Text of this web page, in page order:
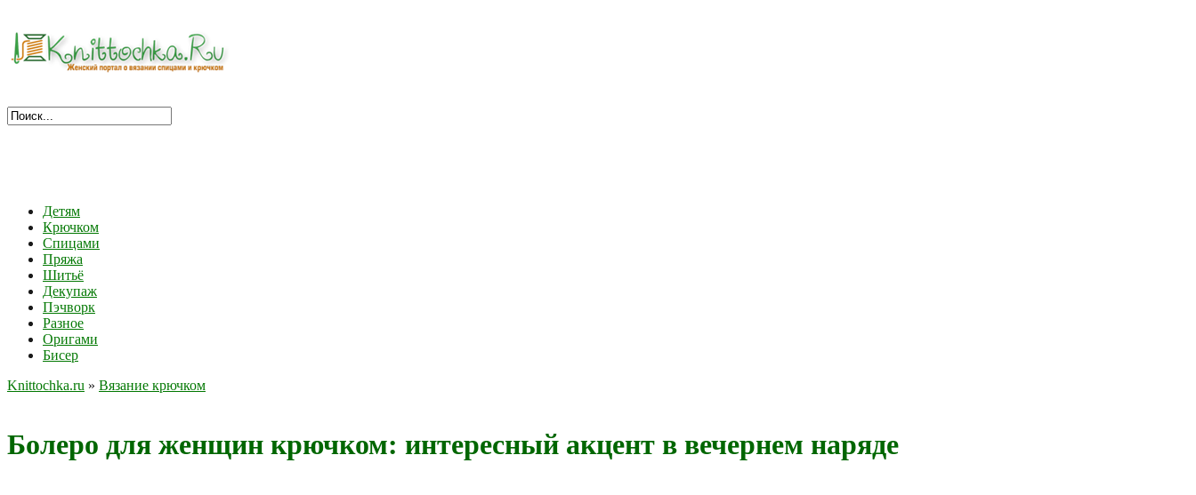
Детям
Крючком
Спицами
Пряжа
Шитьё
Декупаж
Пэчворк
Разное
Оригами
Бисер
Knittochka.ru » Вязание крючком
Болеро для женщин крючком: интересный акцент в вечернем наряде